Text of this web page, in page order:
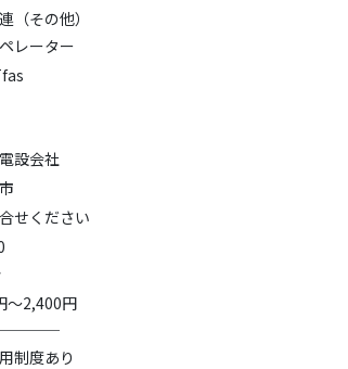
（その他）
レーター
設会社
せください
～2,400円
制度あり